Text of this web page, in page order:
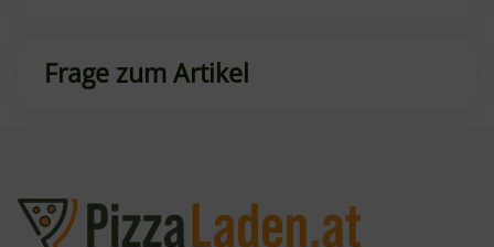
Frage zum Artikel